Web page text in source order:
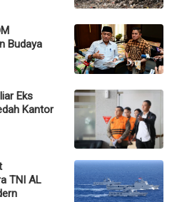
Budaya
Eks
Kantor
TNI AL